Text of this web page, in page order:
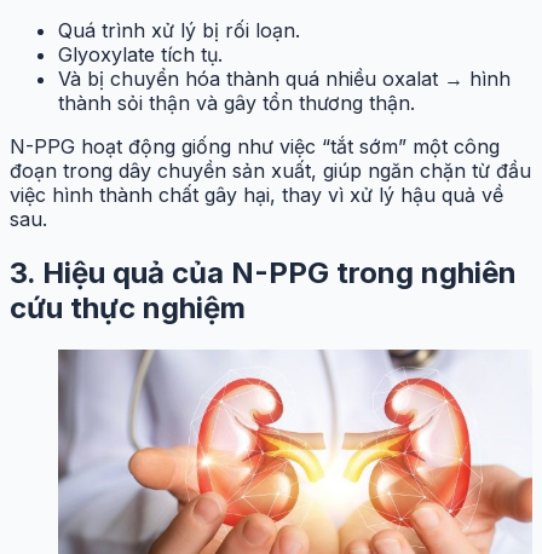
Quá trình xử lý bị rối loạn.
Glyoxylate tích tụ.
Và bị chuyển hóa thành quá nhiều oxalat → hình
thành sỏi thận và gây tổn thương thận.
N-PPG hoạt động giống như việc “tắt sớm” một công
đoạn trong dây chuyền sản xuất, giúp ngăn chặn từ đầu
việc hình thành chất gây hại, thay vì xử lý hậu quả về
sau.
3. Hiệu quả của N-PPG trong nghiên
cứu thực nghiệm